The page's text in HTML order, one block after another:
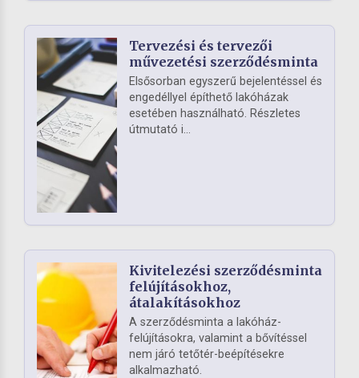
Tervezési és tervezői
művezetési szerződésminta
Elsősorban egyszerű bejelentéssel és
engedéllyel építhető lakóházak
esetében használható. Részletes
útmutató i...
Kivitelezési szerződésminta
felújításokhoz,
átalakításokhoz
A szerződésminta a lakóház-
felújításokra, valamint a bővítéssel
nem járó tetőtér-beépítésekre
alkalmazható.